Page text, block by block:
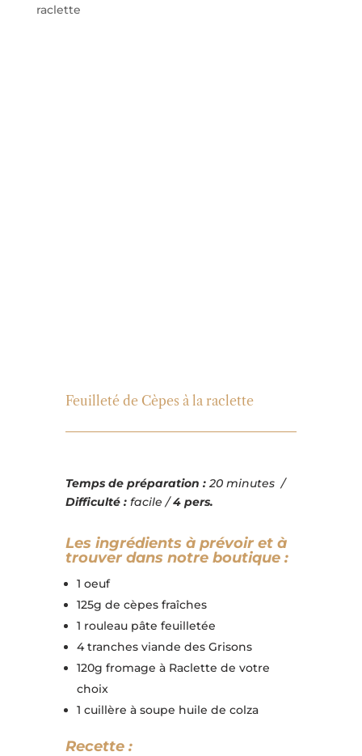
raclette
Feuilleté de Cèpes à la raclette
Temps de préparation :20 minutes /
Difficulté :facile /4 pers.
Les ingrédients à prévoir et à
trouver dans notre boutique :
1 oeuf
125g de cèpes fraîches
1 rouleau pâte feuilletée
4 tranches viande des Grisons
120g fromage à Raclette de votre
choix
1 cuillère à soupe huile de colza
Recette :